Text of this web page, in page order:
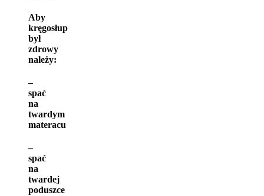
Aby
kręgosłup
był
zdrowy
należy:
–
spać
na
twardym
materacu
–
spać
na
twardej
poduszce